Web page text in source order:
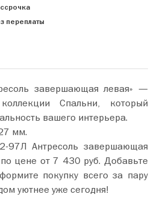
переплаты
завершающая левая» —
Спальни, который
вашего интерьера.
мм.
97Л Антресоль завершающая
от 7 430 руб. Добавьте
покупку всего за пару
уютнее уже сегодня!